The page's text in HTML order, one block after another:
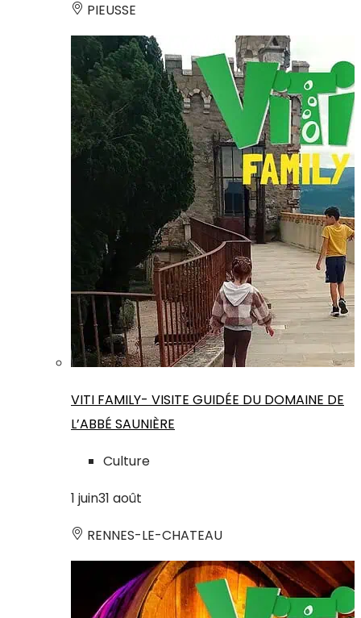
PIEUSSE
VITI FAMILY- VISITE GUIDÉE DU DOMAINE DE
L’ABBÉ SAUNIÈRE
Culture
1 juin31 août
RENNES-LE-CHATEAU